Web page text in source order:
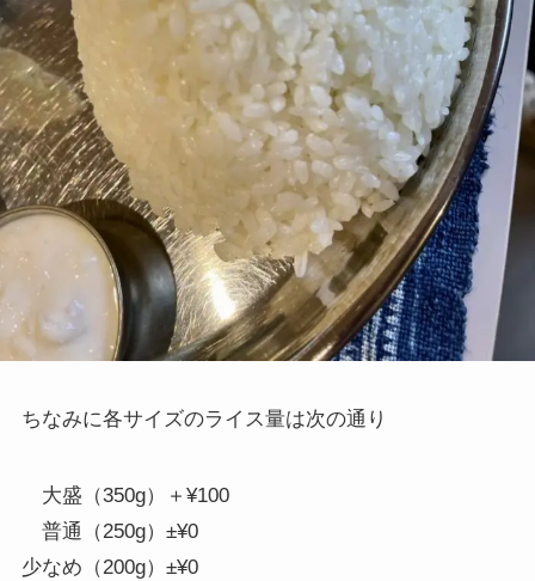
ちなみに各サイズのライス量は次の通り
大盛（350g）＋¥100
普通（250g）±¥0
少なめ（200g）±¥0